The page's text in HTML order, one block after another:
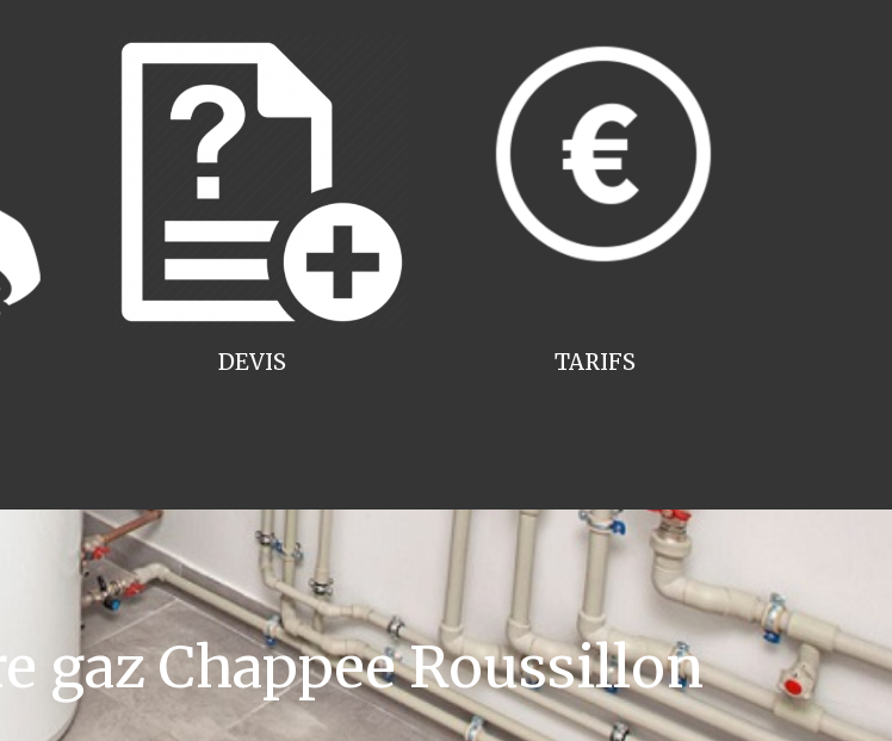
TARIFS
DEVIS
gaz Chappee Roussillon